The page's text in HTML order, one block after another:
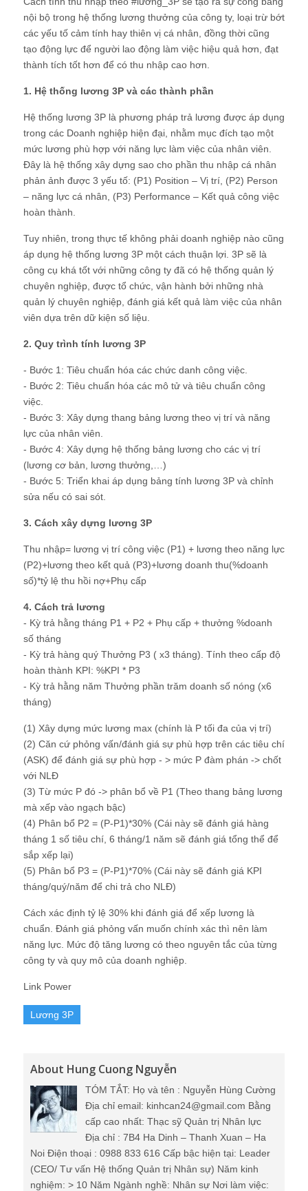
nội bộ trong hệ thống lương thưởng của công ty, loại trừ bớt
các yếu tố cảm tính hay thiên vị cá nhân, đồng thời cũng
tạo động lực để người lao động làm việc hiệu quả hơn, đạt
thành tích tốt hơn để có thu nhập cao hơn.
1. Hệ thống lương 3P và các thành phần
Hệ thống lương 3P là phương pháp trả lương được áp dụng
trong các Doanh nghiệp hiện đại, nhằm mục đích tạo một
mức lương phù hợp với năng lực làm việc của nhân viên.
Đây là hệ thống xây dựng sao cho phần thu nhập cá nhân
phản ảnh được 3 yếu tố: (P1) Position – Vị trí, (P2) Person
– năng lực cá nhân, (P3) Performance – Kết quả công việc
hoàn thành.
Tuy nhiên, trong thực tế không phải doanh nghiệp nào cũng
áp dụng hệ thống lương 3P một cách thuận lợi. 3P sẽ là
công cụ khá tốt với những công ty đã có hệ thống quản lý
chuyên nghiệp, được tổ chức, vận hành bởi những nhà
quản lý chuyên nghiệp, đánh giá kết quả làm việc của nhân
viên dựa trên dữ kiện số liệu.
2. Quy trình tính lương 3P
- Bước 1: Tiêu chuẩn hóa các chức danh công việc.
- Bước 2: Tiêu chuẩn hóa các mô tử và tiêu chuẩn công
việc.
- Bước 3: Xây dựng thang bảng lương theo vị trí và năng
lực của nhân viên.
- Bước 4: Xây dựng hệ thống bảng lương cho các vị trí
(lương cơ bản, lương thưởng,…)
- Bước 5: Triển khai áp dụng bảng tính lương 3P và chỉnh
sửa nếu có sai sót.
3. Cách xây dựng lương 3P
Thu nhập= lương vị trí công việc (P1) + lương theo năng lực
(P2)+lương theo kết quả (P3)+lương doanh thu(%doanh
số)*tỷ lệ thu hồi nợ+Phụ cấp
4. Cách trả lương
- Kỳ trả hằng tháng P1 + P2 + Phụ cấp + thưởng %doanh
số tháng
- Kỳ trả hàng quý Thưởng P3 ( x3 tháng). Tính theo cấp độ
hoàn thành KPI: %KPI * P3
- Kỳ trả hằng năm Thưởng phần trăm doanh số nóng (x6
tháng)
(1) Xây dựng mức lương max (chính là P tối đa của vị trí)
(2) Căn cứ phỏng vấn/đánh giá sự phù hợp trên các tiêu chí
(ASK) để đánh giá sự phù hợp - > mức P đàm phán -> chốt
với NLĐ
(3) Từ mức P đó -> phân bổ về P1 (Theo thang bảng lương
mà xếp vào ngạch bậc)
(4) Phân bổ P2 = (P-P1)*30% (Cái này sẽ đánh giá hàng
tháng 1 số tiêu chí, 6 tháng/1 năm sẽ đánh giá tổng thể để
sắp xếp lại)
(5) Phân bổ P3 = (P-P1)*70% (Cái này sẽ đánh giá KPI
tháng/quý/năm để chi trả cho NLĐ)
Cách xác định tỷ lệ 30% khi đánh giá để xếp lương là
chuẩn. Đánh giá phỏng vấn muốn chính xác thì nên làm
năng lực. Mức độ tăng lương có theo nguyên tắc của từng
công ty và quy mô của doanh nghiệp.
Link Power
Lương 3P
About Hung Cuong Nguyễn
TÓM TẮT: Họ và tên : Nguyễn Hùng Cường
Địa chỉ email: kinhcan24@gmail.com Bằng
cấp cao nhất: Thạc sỹ Quản trị Nhân lực
Địa chỉ : 7B4 Ha Dinh – Thanh Xuan – Ha
Noi Điện thoại : 0988 833 616 Cấp bậc hiện tại: Leader
(CEO/ Tư vấn Hệ thống Quản trị Nhân sự) Năm kinh
nghiệm: > 10 Năm Ngành nghề: Nhân sự Nơi làm việc: